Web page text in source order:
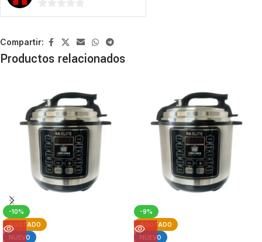
0
5
Compartir:
Productos relacionados
-10%
AGOTADO
NUEVO
-9%
AGOTADO
NUEVO